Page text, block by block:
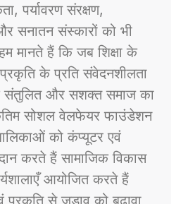
पर्यावरण संरक्षण,
सनातन संस्कारों को भी
मानते हैं कि जब शिक्षा के
के प्रति संवेदनशीलता
संतुलित और सशक्त समाज का
कृतिम सोशल वेलफेयर फाउंडेशन
को कंप्यूटर एवं
करते हैं सामाजिक विकास
आयोजित करते हैं
प्रकृति से जुड़ाव को बढ़ावा